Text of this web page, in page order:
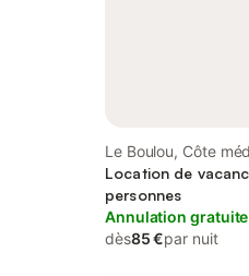
Le Boulou, Côte
(France)
Location de
personnes
Annulation gratuite
dès85 €par nuit